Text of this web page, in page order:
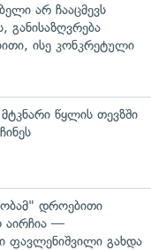
არ ჩააცმევს
განისაზღვრება
ისე კონკრეტული
წყლის თევზში
დროებითი
აირჩია —
ფავლენიშვილი გახდა